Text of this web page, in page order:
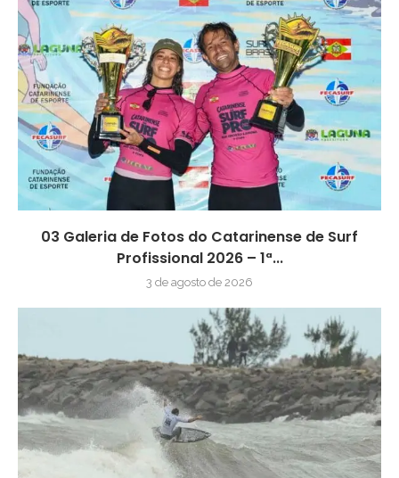
03 Galeria de Fotos do Catarinense de Surf
Profissional 2026 – 1ª...
3 de agosto de 2026